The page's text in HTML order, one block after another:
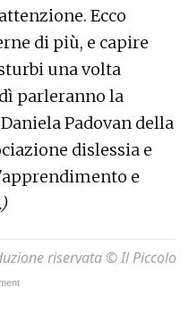
Ecco
di più, e capire
una volta
parleranno la
Padovan della
dislessia e
e
riservata © Il Piccolo